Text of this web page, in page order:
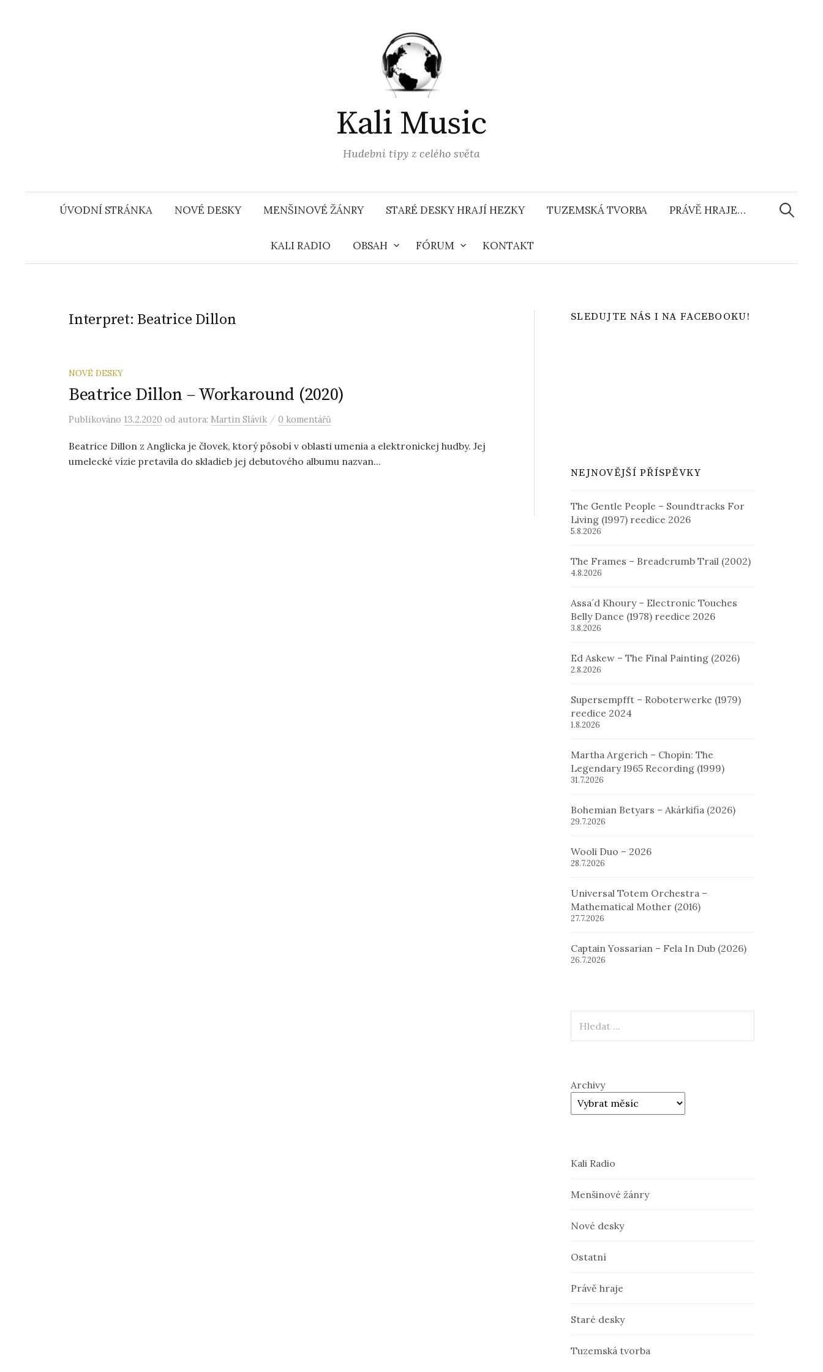
Kali Music
Hudební tipy z celého světa
ÚVODNÍ STRÁNKA NOVÉ DESKY MENŠINOVÉ ŽÁNRY STARÉ DESKY HRAJÍ HEZKY TUZEMSKÁ TVORBA PRÁVĚ HRAJE…
KALI RADIO OBSAH FÓRUM KONTAKT
Interpret: Beatrice Dillon
NOVÉ DESKY
Beatrice Dillon – Workaround (2020)
Publikováno 13.2.2020 od autora: Martin Slávik / 0 komentářů
Beatrice Dillon z Anglicka je človek, ktorý pôsobí v oblasti umenia a elektronickej hudby. Jej
umelecké vízie pretavila do skladieb jej debutového albumu nazvan...
SLEDUJTE NÁS I NA FACEBOOKU!
NEJNOVĚJŠÍ PŘÍSPĚVKY
The Gentle People – Soundtracks For
Living (1997) reedice 2026
5.8.2026
The Frames – Breadcrumb Trail (2002)
4.8.2026
Assa´d Khoury – Electronic Touches
Belly Dance (1978) reedice 2026
3.8.2026
Ed Askew – The Final Painting (2026)
2.8.2026
Supersempfft – Roboterwerke (1979)
reedice 2024
1.8.2026
Martha Argerich – Chopin: The
Legendary 1965 Recording (1999)
31.7.2026
Bohemian Betyars – Akárkifia (2026)
29.7.2026
Wooli Duo – 2026
28.7.2026
Universal Totem Orchestra –
Mathematical Mother (2016)
27.7.2026
Captain Yossarian – Fela In Dub (2026)
26.7.2026
Archivy
Kali Radio
Menšinové žánry
Nové desky
Ostatní
Právě hraje
Staré desky
Tuzemská tvorba